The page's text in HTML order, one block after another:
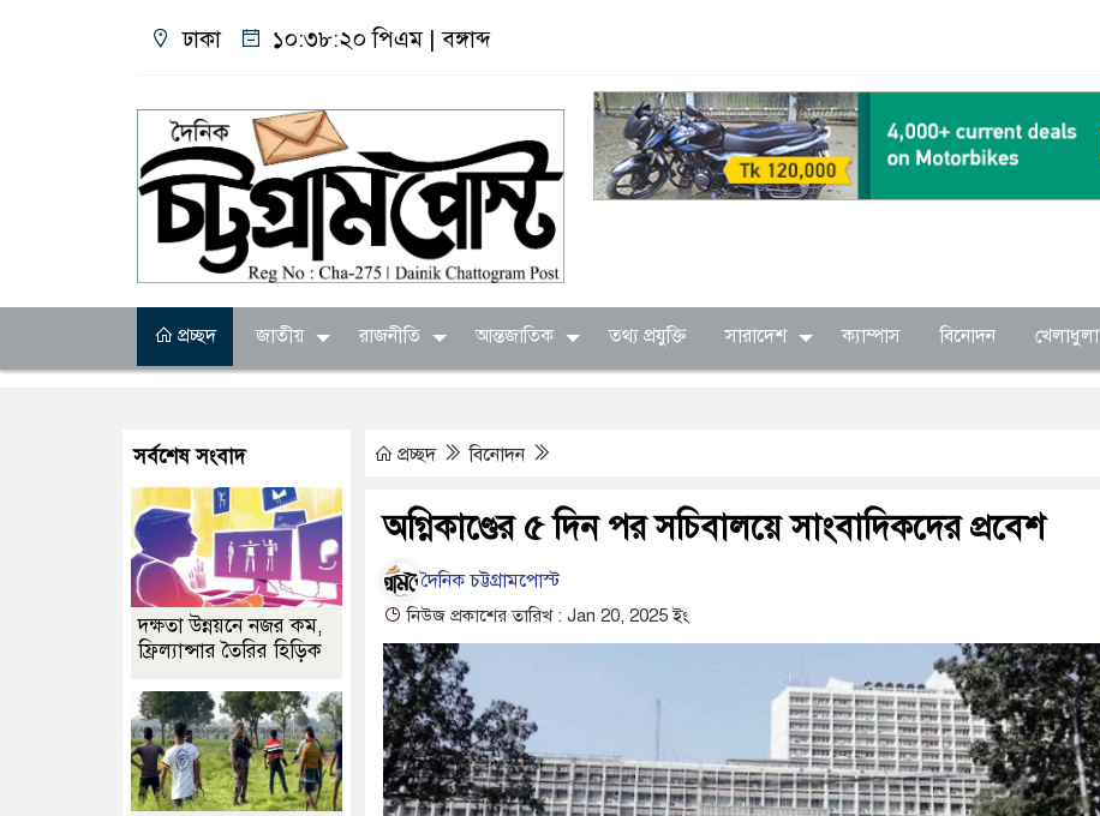
ঢাকা ১০:৩৮:২১ পিএম| বঙ্গাব্দ
প্রচ্ছদ জাতীয় রাজনীতি আন্তজাতিক তথ্য প্রযুক্তি সারাদেশ ক্যাম্পাস বিনোদন খেলাধুলা
প্রচ্ছদ বিনোদন
অগ্নিকাণ্ডের ৫ দিন পর সচিবালয়ে সাংবাদিকদের প্রবেশ
দৈনিক চট্টগ্রামপোস্ট
নিউজ প্রকাশের তারিখ : Jan 20, 2025 ইং
সর্বশেষ সংবাদ
দক্ষতা উন্নয়নে নজর কম,
ফ্রিল্যান্সার তৈরির হিড়িক